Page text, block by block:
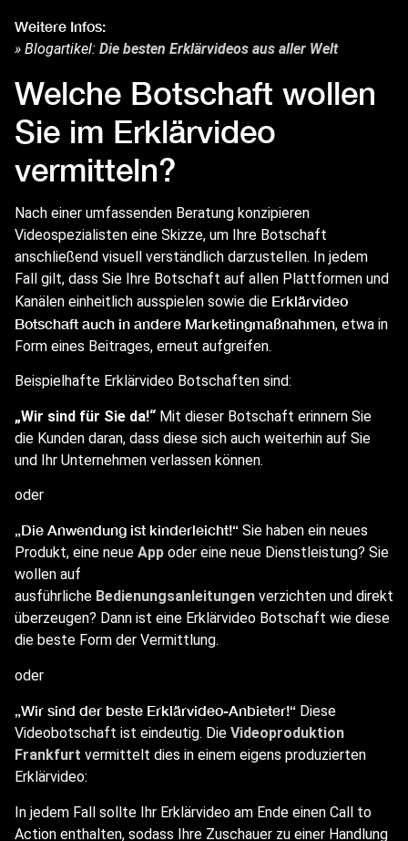
Weitere Infos:
» Blogartikel: Die besten Erklärvideos aus aller Welt
Welche Botschaft wollen
Sie im Erklärvideo
vermitteln?
Nach einer umfassenden Beratung konzipieren
Videospezialisten eine Skizze, um Ihre Botschaft
anschließend visuell verständlich darzustellen. In jedem
Fall gilt, dass Sie Ihre Botschaft auf allen Plattformen und
Kanälen einheitlich ausspielen sowie die Erklärvideo
Botschaft auch in andere Marketingmaßnahmen, etwa in
Form eines Beitrages, erneut aufgreifen.
Beispielhafte Erklärvideo Botschaften sind:
„Wir sind für Sie da!“ Mit dieser Botschaft erinnern Sie
die Kunden daran, dass diese sich auch weiterhin auf Sie
und Ihr Unternehmen verlassen können.
oder
„Die Anwendung ist kinderleicht!“ Sie haben ein neues
Produkt, eine neue App oder eine neue Dienstleistung? Sie
wollen auf
ausführliche Bedienungsanleitungen verzichten und direkt
überzeugen? Dann ist eine Erklärvideo Botschaft wie diese
die beste Form der Vermittlung.
oder
„Wir sind der beste Erklärvideo-Anbieter!“ Diese
Videobotschaft ist eindeutig. Die Videoproduktion
Frankfurt vermittelt dies in einem eigens produzierten
Erklärvideo:
In jedem Fall sollte Ihr Erklärvideo am Ende einen Call to
Action enthalten, sodass Ihre Zuschauer zu einer Handlung